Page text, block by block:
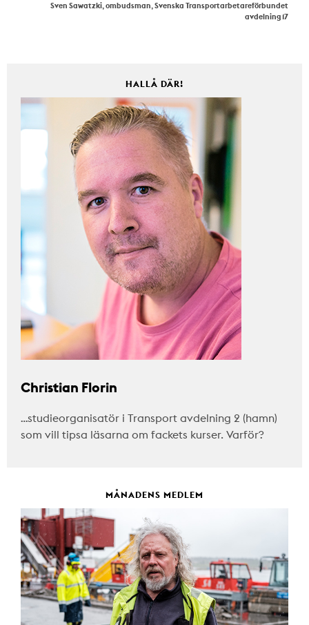
Sven Sawatzki, ombudsman, Svenska Transportarbetareförbundet
avdelning 17
HALLÅ DÄR!
Christian Florin
…studieorganisatör i Transport avdelning 2 (hamn)
som vill tipsa läsarna om fackets kurser. Varför?
MÅNADENS MEDLEM